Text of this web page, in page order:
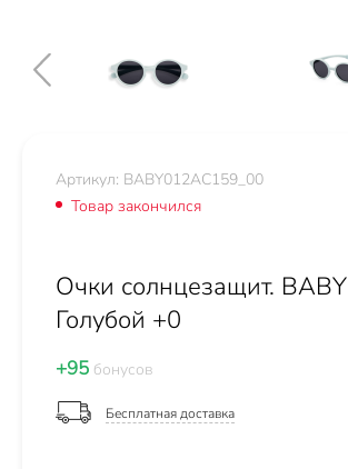
Артикул: BABY012AC159_00
Товар закончился
Очки солнцезащит. BABY
Голубой +0
+95 бонусов
Бесплатная доставка